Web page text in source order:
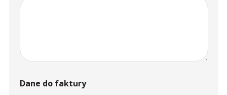
Dane do faktury